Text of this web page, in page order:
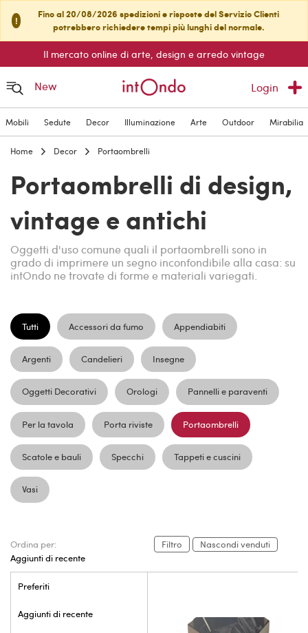
!
Fino al 20/08/2026 spedizioni e risposte del Servizio Clienti
potrebbero richiedere tempi più lunghi del normale.
Il mercato online di arte, design e arredo vintage
New Login
Mobili Sedute Decor Illuminazione Arte Outdoor Mirabilia
Home Decor Portaombrelli
Portaombrelli di design,
vintage e antichi
Oggetti d'uso comune quali il portaombrelli sono in
grado di imprimere un segno inconfondibile alla casa: su
intOndo ne trovate di forme e materiali variegati.
Tutti Accessori da fumo Appendiabiti
Argenti Candelieri Insegne
Oggetti Decorativi Orologi Pannelli e paraventi
Per la tavola Porta riviste Portaombrelli
Scatole e bauli Specchi Tappeti e cuscini
Vasi
Ordina per:
Aggiunti di recente
Preferiti
Aggiunti di recente
Filtro Nascondi venduti